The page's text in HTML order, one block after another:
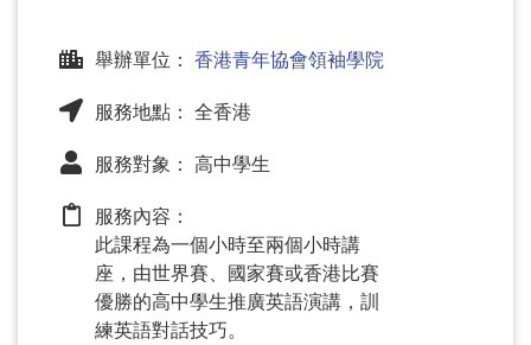
舉辦單位： 香港青年協會領袖學院
服務地點： 全香港
服務對象： 高中學生
服務內容：
此課程為一個小時至兩個小時講
座，由世界賽、國家賽或香港比賽
優勝的高中學生推廣英語演講，訓
練英語對話技巧。